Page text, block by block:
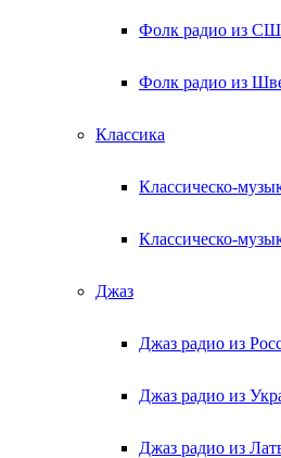
Фолк радио из
Фолк радио из
Классика
Классическо-
Классическо-
Джаз
Джаз радио из
Джаз радио из
Джаз радио из